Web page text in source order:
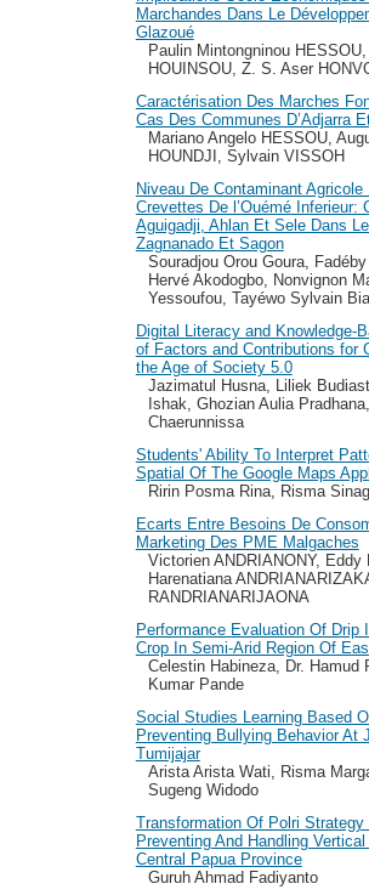
Marchandes Dans Le
Glazoué
Paulin Mintongninou
HOUINSOU, Z. S. Aser
Caractérisation Des Marches
Cas Des Communes D’Adjarra
Mariano Angelo HESSOU,
HOUNDJI, Sylvain VISSOH
Niveau De Contaminant
Crevettes De l’Ouémé Inferieur:
Aguigadji, Ahlan Et Sele Dans
Zagnanado Et Sagon
Souradjou Orou Goura,
Hervé Akodogbo, Nonvignon
Yessoufou, Tayéwo Sylvain
Digital Literacy and Knowledge-
of Factors and Contributions for
the Age of Society 5.0
Jazimatul Husna, Liliek
Ishak, Ghozian Aulia
Chaerunnissa
Students' Ability To Interpret
Spatial Of The Google Maps
Ririn Posma Rina, Risma
Ecarts Entre Besoins De
Marketing Des PME Malgaches
Victorien ANDRIANONY,
Harenatiana
RANDRIANARIJAONA
Performance Evaluation Of Drip
Crop In Semi-Arid Region Of
Celestin Habineza, Dr. Hamud
Kumar Pande
Social Studies Learning Based
Preventing Bullying Behavior At
Tumijajar
Arista Arista Wati, Risma
Sugeng Widodo
Transformation Of Polri
Preventing And Handling
Central Papua Province
Guruh Ahmad Fadiyanto